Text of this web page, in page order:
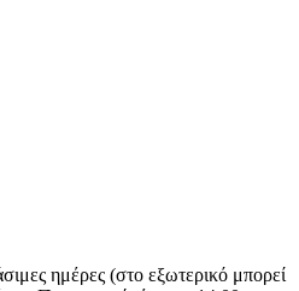
ημέρες (στο εξωτερικό μπορεί